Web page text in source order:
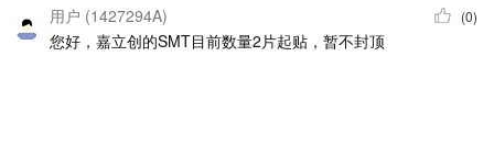
用户 (1427294A) (0)
您好，嘉立创的SMT目前数量2片起贴，暂不封顶